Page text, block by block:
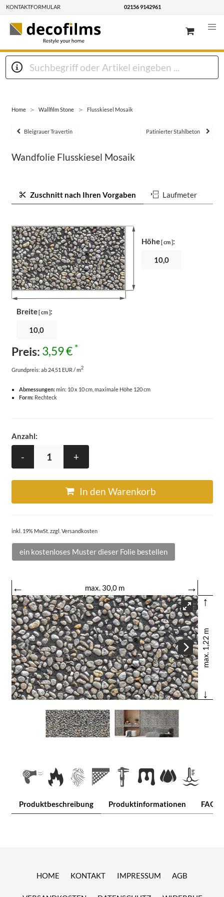
KONTAKTFORMULAR 02156 9142961
Home Wallfilm Stone Flusskiesel Mosaik
Bleigrauer Travertin Patinierter Stahlbeton
Wandfolie Flusskiesel Mosaik
Zuschnitt nach Ihren Vorgaben Laufmeter
Breite[ cm ]:
Höhe[ cm ]:
Preis: 3,59 € *
Grundpreis: ab 24,51 EUR / m2
Abmessungen:min: 10 x 10 cm, maximale Höhe 120 cm
Form:Rechteck
Anzahl:
- +
In den Warenkorb
inkl. 19% MwSt. zzgl. Versandkosten
ein kostenloses Muster dieser Folie bestellen
← max. 30,0 m
→
↑
max. 1,22 m
↓
Produktbeschreibung Produktinformationen FAQ
HOME KONTAKT IMPRESSUM AGB